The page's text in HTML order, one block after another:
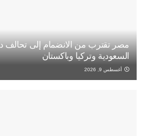
مصر تقترب من الانضمام إلى تحالف
السعودية وتركيا وباكستان
أغسطس 9, 2026